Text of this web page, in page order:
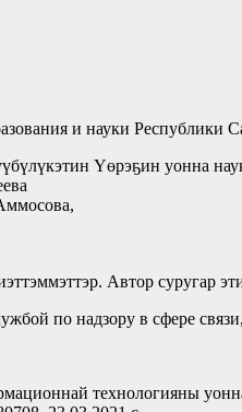
и науки Республики
Үөрэҕин уонна
Автор суругар
по надзору в сфере
технологияны